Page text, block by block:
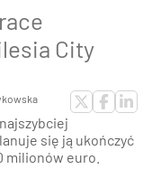
City
się ją ukończyć
milionów euro.